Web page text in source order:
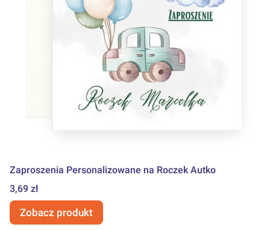
Zaproszenia Personalizowane na Roczek Autko
Cena
3,69 zł
Zobacz produkt